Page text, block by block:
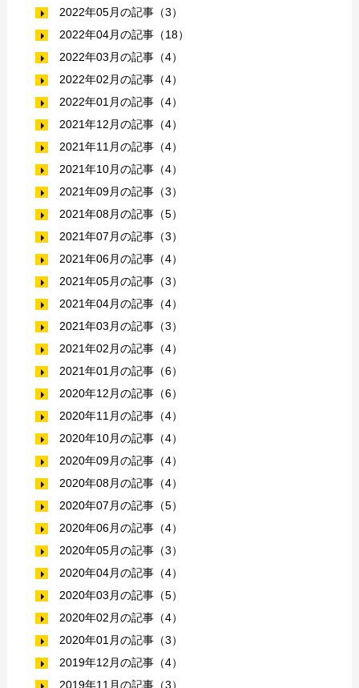
2022年05月の記事（3）
2022年04月の記事（18）
2022年03月の記事（4）
2022年02月の記事（4）
2022年01月の記事（4）
2021年12月の記事（4）
2021年11月の記事（4）
2021年10月の記事（4）
2021年09月の記事（3）
2021年08月の記事（5）
2021年07月の記事（3）
2021年06月の記事（4）
2021年05月の記事（3）
2021年04月の記事（4）
2021年03月の記事（3）
2021年02月の記事（4）
2021年01月の記事（6）
2020年12月の記事（6）
2020年11月の記事（4）
2020年10月の記事（4）
2020年09月の記事（4）
2020年08月の記事（4）
2020年07月の記事（5）
2020年06月の記事（4）
2020年05月の記事（3）
2020年04月の記事（4）
2020年03月の記事（5）
2020年02月の記事（4）
2020年01月の記事（3）
2019年12月の記事（4）
2019年11月の記事（3）